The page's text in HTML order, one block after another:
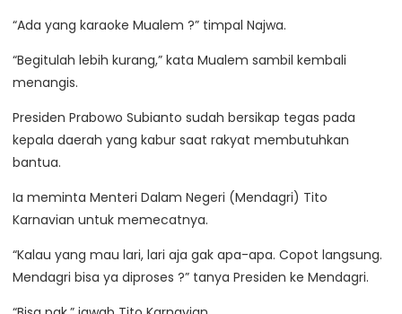
“Ada yang karaoke Mualem ?” timpal Najwa.
“Begitulah lebih kurang,” kata Mualem sambil kembali
menangis.
Presiden Prabowo Subianto sudah bersikap tegas pada
kepala daerah yang kabur saat rakyat membutuhkan
bantua.
Ia meminta Menteri Dalam Negeri (Mendagri) Tito
Karnavian untuk memecatnya.
“Kalau yang mau lari, lari aja gak apa-apa. Copot langsung.
Mendagri bisa ya diproses ?” tanya Presiden ke Mendagri.